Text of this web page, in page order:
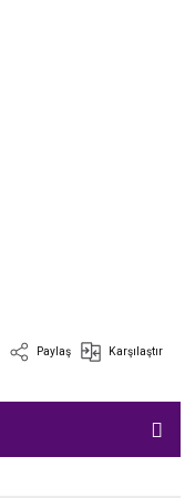
Paylaş Karşılaştır